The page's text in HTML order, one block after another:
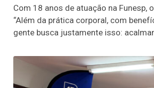
Com 18 anos de atuação na
“Além da prática corporal, com
gente busca justamente isso: